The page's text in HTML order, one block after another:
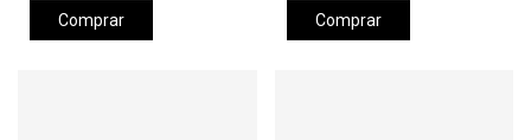
Comprar Comprar